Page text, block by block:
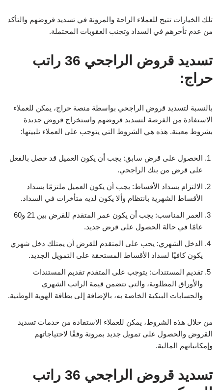
تلك الخيارات تتيح للعملاء الراحة والمرونة في تسديد قروضهم والتأكد
من عدم تأخرهم في السداد وتجنب العقوبات المحتملة.
تسديد قروض الراجحي 36 راتب
حراج:
بالنسبة لتسديد قروض الراجحي بواسطة منصة حراج، يمكن للعملاء
الاستفادة من الفرصة لتسديد قروضهم واستخراج قروض جديدة
بشروط معينة. هذه هي الشروط التي يتوجب على العملاء تلبيتها:
الحصول على قرض سابق: يجب أن يكون العميل قد حصل بالفعل
على قرض من بنك الراجحي.
الالتزام بسداد الأقساط: يجب أن يكون العميل ملتزمًا بسداد
الأقساط الشهرية بانتظام وألا يكون لديه متأخرات في السداد.
العمر المناسب: يجب أن يكون عمر المتقدم للقرض بين 21 و60
عامًا في حالة الحصول على قرض جديد.
الدخل الشهري: يجب على المتقدم للقرض أن يمتلك دخل شهري
يكون كافيًا لسداد الأقساط المستحقة على التمويل الجديد.
تقديم المستندات: يتوجب على المتقدم تقديم المستندات
والأوراق المطلوبة، والتي تتضمن قيمة الراتب الشهري
والحسابات البنكية الخاصة به، بالإضافة إلى بطاقة الهوية الوطنية.
من خلال هذه الشروط، يمكن للعملاء الاستفادة من خدمات تسديد
القروض والحصول على تمويل جديد بمرونة وفقًا لاحتياجاتهم
وإمكانياتهم المالية.
تسديد قروض الراجحي 36 راتب